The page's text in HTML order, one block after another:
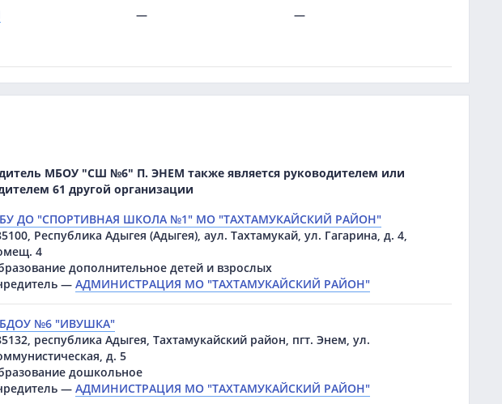
— —
МБОУ "СШ №6" П. ЭНЕМ также является руководителем или
61 другой организации
ДО "СПОРТИВНАЯ ШКОЛА №1" МО "ТАХТАМУКАЙСКИЙ РАЙОН"
Республика Адыгея (Адыгея), аул. Тахтамукай, ул. Гагарина, д. 4,
4
дополнительное детей и взрослых
— АДМИНИСТРАЦИЯ МО "ТАХТАМУКАЙСКИЙ РАЙОН"
№6 "ИВУШКА"
республика Адыгея, Тахтамукайский район, пгт. Энем, ул.
д. 5
дошкольное
— АДМИНИСТРАЦИЯ МО "ТАХТАМУКАЙСКИЙ РАЙОН"